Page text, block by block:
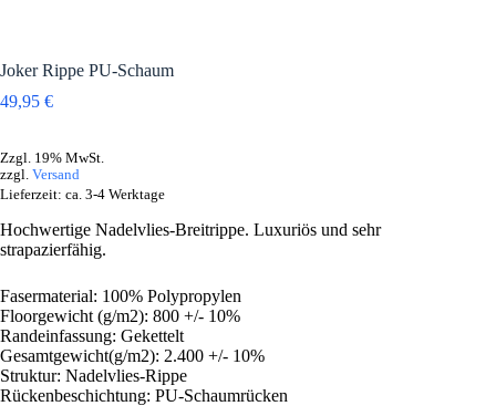
Joker Rippe PU-Schaum
49,95 €
Zzgl. 19% MwSt.
zzgl. Versand
Lieferzeit: ca. 3-4 Werktage
Hochwertige Nadelvlies-Breitrippe. Luxuriös und sehr
strapazierfähig.
Fasermaterial: 100% Polypropylen
Floorgewicht (g/m2): 800 +/- 10%
Randeinfassung: Gekettelt
Gesamtgewicht(g/m2): 2.400 +/- 10%
Struktur: Nadelvlies-Rippe
Rückenbeschichtung: PU-Schaumrücken